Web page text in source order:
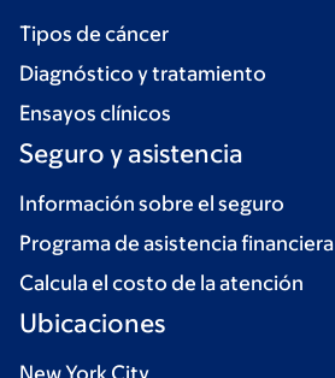
Tipos de cáncer
Diagnóstico y tratamiento
Ensayos clínicos
Seguro y asistencia
Información sobre el seguro
Programa de asistencia financiera
Calcula el costo de la atención
Ubicaciones
New York City